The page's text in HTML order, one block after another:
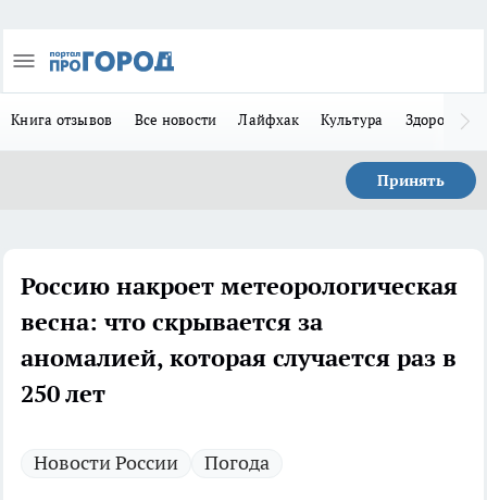
Книга отзывов Все новости Лайфхак Культура Здоровье
Принять
Россию накроет метеорологическая
весна: что скрывается за
аномалией, которая случается раз в
250 лет
Новости России Погода